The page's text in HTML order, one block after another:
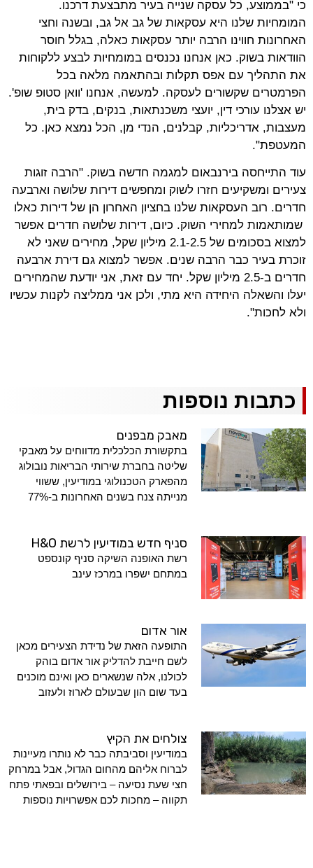
כי "בממוצע, כל עסקה שנייה בעיר מתבצעת דרכנו.
המומחיות שלנו היא עסקאות של גב אל גב, ובשנה וחצי
האחרונות חווינו הרבה יותר עסקאות כאלה, בגלל חוסר
הוודאות בשוק. כאן אנחנו נכנסים במומחיות לבצע ללקוחות
את התהליך עם אפס תקלות ובהתאמה מלאה בכל
הפרמטרים שקשורים לעסקה. למעשה, אנחנו 'וואן סטופ שופ'.
יש אצלנו עורכי דין, יועצי משכנתאות, בנקים, בדק בית,
מעצבות, אדריכליות, קבלנים, הנדי מן, הכל נמצא כאן. כל
המעטפת".
עוד התייחסה בירנבאום למגמה חדשה בשוק. "הרבה זוגות
צעירים ומשקיעים חזרו לשוק ומחפשים דירות שלושה וארבעה
חדרים. רוב העסקאות שלנו בחציון האחרון הן של דירות כאלו
שמותאמות למחירי השוק. כיום, דירות שלושה חדרים אפשר
למצוא בסכומים של 2.1-2.5 מיליון שקל, מחירים שאני לא
זוכרת בעיר כבר הרבה שנים. אפשר למצוא גם דירת ארבעה
חדרים ב-2.5 מיליון שקל. יחד עם זאת, אני יודעת שהמחירים
יעלו והשאלה היחידה היא מתי, ולכן אני ממליצה לקנות עכשיו
ולא לחכות".
כתבות נוספות
מאבק מבפנים
בתקשורת הכלכלית מדווחים על מאבקי
שליטה בחברת שירותי הבריאות נובולוג
מהפארק הטכנולוגי במודיעין, ששווי
מנייתה צנח בשנים האחרונות ב-77%
סניף חדש במודיעין לרשת H&O
רשת האופנה השיקה סניף קונספט
במתחם ישפרו במרכז עינב
אור אדום
התופעה הזאת של נדידת הצעירים מכאן
לשם חייבת להדליק אור אדום בוהק
לכולנו, אלה שנשארים כאן ואינם מוכנים
בעד שום הון שבעולם לארוז ולעזוב
צולחים את הקיץ
במודיעין וסביבתה כבר לא נותרו מעיינות
לברוח אליהם מהחום הגדול, אבל במרחק
חצי שעת נסיעה – בירושלים ובפאתי פתח
תקווה – מחכות לכם אפשרויות נוספות